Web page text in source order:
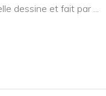
dessine et fait par